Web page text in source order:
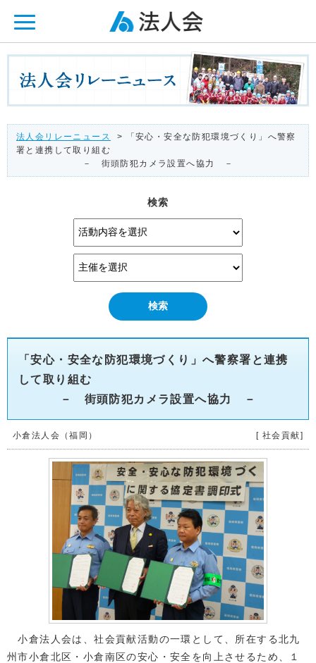
法人会リレーニュース
> 「安心・安全な防犯環境づくり」へ警察
署と連携して取り組む
－ 街頭防犯カメラ設置へ協力 －
検索
「安心・安全な防犯環境づくり」へ警察署と連携
して取り組む
－ 街頭防犯カメラ設置へ協力 －
小倉法人会（福岡） [ 社会貢献]
小倉法人会は、社会貢献活動の一環として、所在する北九
州市小倉北区・小倉南区の安心・安全を向上させるため、１